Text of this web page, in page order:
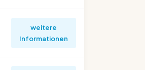
weitere
Informationen